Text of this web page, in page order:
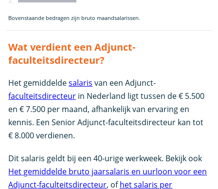
Bovenstaande bedragen zijn bruto maandsalarissen.
Wat verdient een Adjunct-
faculteitsdirecteur?
Het gemiddeldesalaris van een Adjunct-
faculteitsdirecteur in Nederland ligt tussen de € 5.500
en € 7.500 per maand, afhankelijk van ervaring en
kennis. Een Senior Adjunct-faculteitsdirecteur kan tot
€ 8.000 verdienen.
Dit salaris geldt bij een 40-urige werkweek. Bekijk ook
Het gemiddelde bruto jaarsalaris en uurloon voor een
Adjunct-faculteitsdirecteur, ofhet salaris per